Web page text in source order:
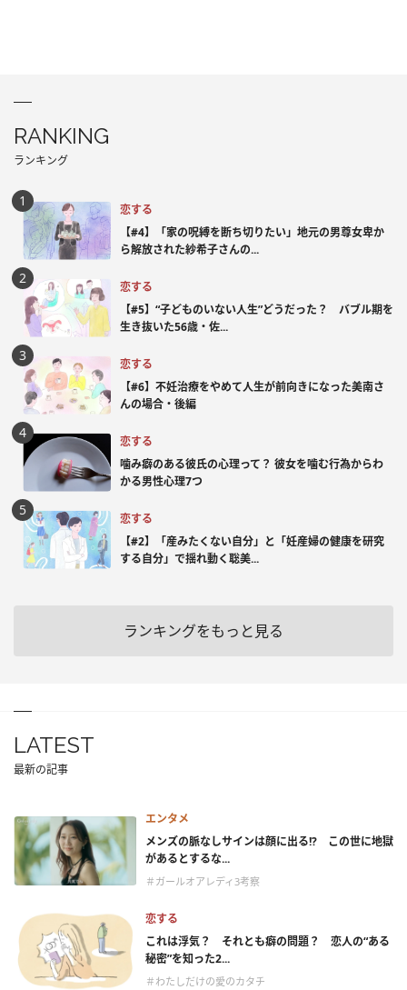
RANKING
ランキング
恋する
【#4】「家の呪縛を断ち切りたい」地元の男尊女卑か
ら解放された紗希子さんの...
恋する
【#5】“子どものいない人生”どうだった？ バブル期を
生き抜いた56歳・佐...
恋する
【#6】不妊治療をやめて人生が前向きになった美南さ
んの場合・後編
恋する
噛み癖のある彼氏の心理って？ 彼女を噛む行為からわ
かる男性心理7つ
恋する
【#2】「産みたくない自分」と「妊産婦の健康を研究
する自分」で揺れ動く聡美...
ランキングをもっと見る
LATEST
最新の記事
エンタメ
メンズの脈なしサインは顔に出る!? この世に地獄
があるとするな...
＃ガールオアレディ3考察
恋する
これは浮気？ それとも癖の問題？ 恋人の“ある
秘密”を知った2...
＃わたしだけの愛のカタチ